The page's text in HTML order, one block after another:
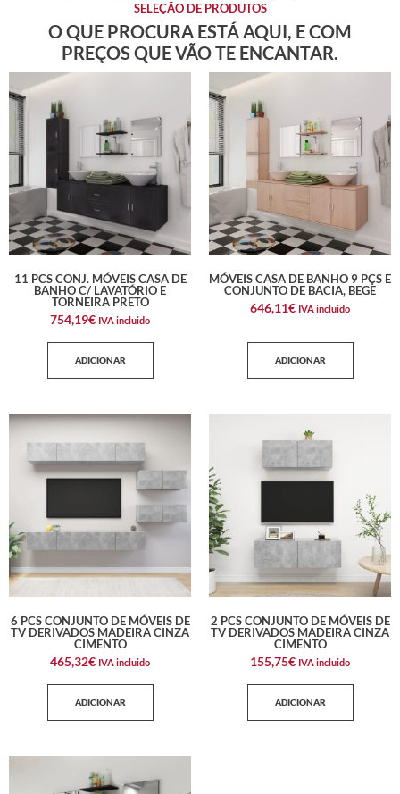
SELEÇÃO DE PRODUTOS
O QUE PROCURA ESTÁ AQUI, E COM
PREÇOS QUE VÃO TE ENCANTAR.
11 PCS CONJ. MÓVEIS CASA DE
BANHO C/ LAVATÓRIO E
TORNEIRA PRETO
754,19€ IVA incluido
ADICIONAR
MÓVEIS CASA DE BANHO 9 PÇS E
CONJUNTO DE BACIA, BEGE
646,11€ IVA incluido
ADICIONAR
6 PCS CONJUNTO DE MÓVEIS DE
TV DERIVADOS MADEIRA CINZA
CIMENTO
465,32€ IVA incluido
ADICIONAR
2 PCS CONJUNTO DE MÓVEIS DE
TV DERIVADOS MADEIRA CINZA
CIMENTO
155,75€ IVA incluido
ADICIONAR